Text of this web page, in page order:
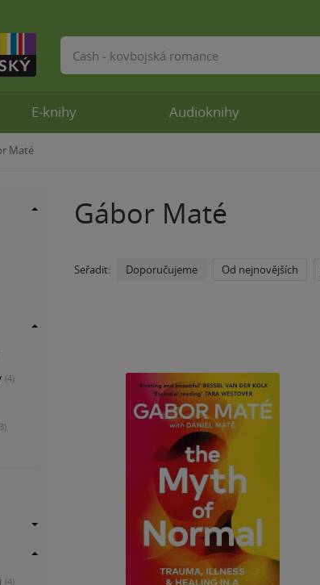
Maté
Gábor Maté
Seřadit: Doporučujeme Od nejnovějších
(4)
(4)
E-knihy Audioknihy
Vyhledávání